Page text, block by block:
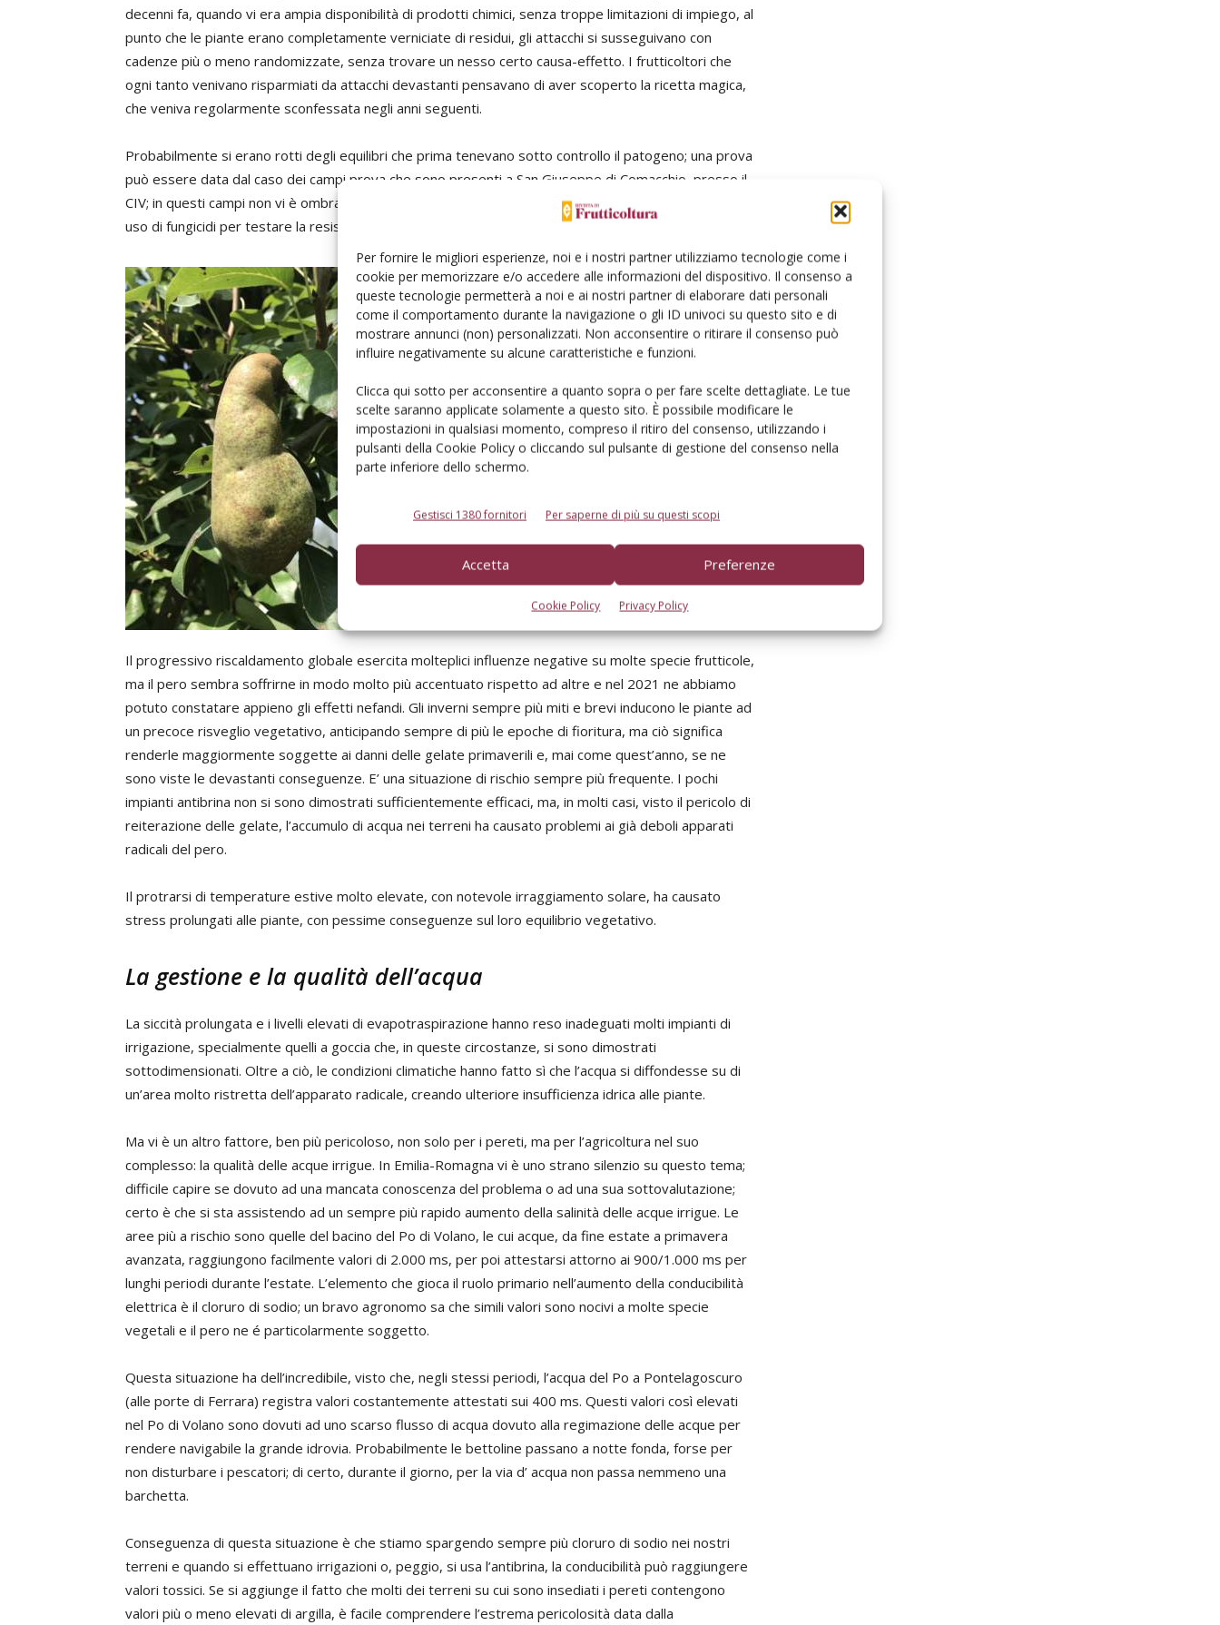
Per fornire le migliori esperienze, noi e i nostri partner utilizziamo tecnologie come i
cookie per memorizzare e/o accedere alle informazioni del dispositivo. Il consenso a
queste tecnologie permetterà a noi e ai nostri partner di elaborare dati personali
come il comportamento durante la navigazione o gli ID univoci su questo sito e di
mostrare annunci (non) personalizzati. Non acconsentire o ritirare il consenso può
influire negativamente su alcune caratteristiche e funzioni.
Clicca qui sotto per acconsentire a quanto sopra o per fare scelte dettagliate. Le tue
scelte saranno applicate solamente a questo sito. È possibile modificare le
impostazioni in qualsiasi momento, compreso il ritiro del consenso, utilizzando i
pulsanti della Cookie Policy o cliccando sul pulsante di gestione del consenso nella
parte inferiore dello schermo.
Gestisci 1380 fornitori Per saperne di più su questi scopi
Accetta Preferenze
Cookie Policy Privacy Policy
decenni fa, quando vi era ampia disponibilità di prodotti chimici, senza troppe limitazioni di impiego, al
punto che le piante erano completamente verniciate di residui, gli attacchi si susseguivano con
cadenze più o meno randomizzate, senza trovare un nesso certo causa-effetto. I frutticoltori che
ogni tanto venivano risparmiati da attacchi devastanti pensavano di aver scoperto la ricetta magica,
che veniva regolarmente sconfessata negli anni seguenti.
Probabilmente si erano rotti degli equilibri che prima tenevano sotto controllo il patogeno; una prova
può essere data dal caso dei campi prova che sono presenti a San Giuseppe di Comacchio, presso il
CIV; in questi campi non vi è ombra di maculatura, men che meno nel campo biologico, dove non si fa
uso di fungicidi per testare la resistenza delle selezioni in prova.
Poi è arrivata la cimice asiatica, le cui nefaste
conseguenze si riscontrano su molte specie frutticole,
comprese le nocciole. Il danno non si limita alla sola
deformazione dei frutti, che si tradurrebbe “solo” in
di determinate soglie di residui che possono rendere
non più commercializzabili i frutti; vedi il caso della
William destinata alla trasformazione industriale. Nei
confronti di questa pestilenza si è, purtroppo,
dà un certo aiuto, mentre l’introduzione della vespa
efficaci.
Il cambiamento climatico
Il progressivo riscaldamento globale esercita molteplici influenze negative su molte specie frutticole,
ma il pero sembra soffrirne in modo molto più accentuato rispetto ad altre e nel 2021 ne abbiamo
potuto constatare appieno gli effetti nefandi. Gli inverni sempre più miti e brevi inducono le piante ad
un precoce risveglio vegetativo, anticipando sempre di più le epoche di fioritura, ma ciò significa
renderle maggiormente soggette ai danni delle gelate primaverili e, mai come quest’anno, se ne
sono viste le devastanti conseguenze. E’ una situazione di rischio sempre più frequente. I pochi
impianti antibrina non si sono dimostrati sufficientemente efficaci, ma, in molti casi, visto il pericolo di
reiterazione delle gelate, l’accumulo di acqua nei terreni ha causato problemi ai già deboli apparati
radicali del pero.
Il protrarsi di temperature estive molto elevate, con notevole irraggiamento solare, ha causato
stress prolungati alle piante, con pessime conseguenze sul loro equilibrio vegetativo.
La gestione e la qualità dell’acqua
La siccità prolungata e i livelli elevati di evapotraspirazione hanno reso inadeguati molti impianti di
irrigazione, specialmente quelli a goccia che, in queste circostanze, si sono dimostrati
sottodimensionati. Oltre a ciò, le condizioni climatiche hanno fatto sì che l’acqua si diffondesse su di
un’area molto ristretta dell’apparato radicale, creando ulteriore insufficienza idrica alle piante.
Ma vi è un altro fattore, ben più pericoloso, non solo per i pereti, ma per l’agricoltura nel suo
complesso: la qualità delle acque irrigue. In Emilia-Romagna vi è uno strano silenzio su questo tema;
difficile capire se dovuto ad una mancata conoscenza del problema o ad una sua sottovalutazione;
certo è che si sta assistendo ad un sempre più rapido aumento della salinità delle acque irrigue. Le
aree più a rischio sono quelle del bacino del Po di Volano, le cui acque, da fine estate a primavera
avanzata, raggiungono facilmente valori di 2.000 ms, per poi attestarsi attorno ai 900/1.000 ms per
lunghi periodi durante l’estate. L’elemento che gioca il ruolo primario nell’aumento della conducibilità
elettrica è il cloruro di sodio; un bravo agronomo sa che simili valori sono nocivi a molte specie
vegetali e il pero ne é particolarmente soggetto.
Questa situazione ha dell’incredibile, visto che, negli stessi periodi, l’acqua del Po a Pontelagoscuro
(alle porte di Ferrara) registra valori costantemente attestati sui 400 ms. Questi valori così elevati
nel Po di Volano sono dovuti ad uno scarso flusso di acqua dovuto alla regimazione delle acque per
rendere navigabile la grande idrovia. Probabilmente le bettoline passano a notte fonda, forse per
non disturbare i pescatori; di certo, durante il giorno, per la via d’ acqua non passa nemmeno una
barchetta.
Conseguenza di questa situazione è che stiamo spargendo sempre più cloruro di sodio nei nostri
terreni e quando si effettuano irrigazioni o, peggio, si usa l’antibrina, la conducibilità può raggiungere
valori tossici. Se si aggiunge il fatto che molti dei terreni su cui sono insediati i pereti contengono
valori più o meno elevati di argilla, è facile comprendere l’estrema pericolosità data dalla